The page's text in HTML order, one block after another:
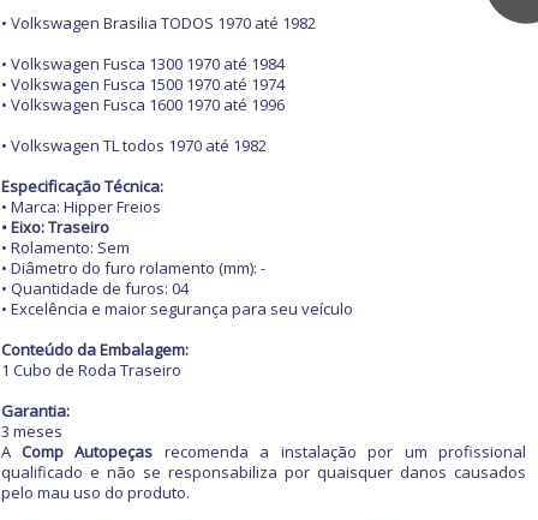
Cangalhas
Capôs
Churrasqueiras de carro
Retrovisores
Grades
Guarnições
Para-barros
Para-choques
Paralamas
Outros Acessórios
Antenas e Adaptadores
Brakes lights
Buzinas
Calhas de Chuva
Capas de Banco
Capas de Cobertura
Capas de Estepes
Coifas e Bolas de câmbio
Consoles
Engates
Forrações de porta e
Grampos
Molduras
Painéis
Palhetas limpadoras
Pestanas e Canaletas
Ponteiras de
ferramentas
Balanceadoras de pneus
Chaves de fenda
Chaves de impacto
Chaves Philips
Compressores de ar
Elevadores automotivos
Esmerilhadeiras
Furadeiras e
Jogos de Chaves
Martelos
Outras Ferramentas
Outras Máquinas
Serras
Carros antigos
Buchas e Coxins
Iluminação
Motor
Refrigeração
Suspensão
Outros
Motocicletas
Capacetes
Câmaras de Pneus
Transmissão
Vestuário
Outros Acessórios
Ofertas
Todos os
departamentos
Acessórios
Alarmes e Travas
Buchas e Coxins
• Volkswagen Brasilia TODOS 1970 até 1982
• Volkswagen Fusca 1300 1970 até 1984
• Volkswagen Fusca 1500 1970 até 1974
• Volkswagen Fusca 1600 1970 até 1996
• Volkswagen TL todos 1970 até 1982
Especificação Técnica:
• Marca: Hipper Freios
• Eixo: Traseiro
• Rolamento: Sem
• Diâmetro do furo rolamento (mm): -
• Quantidade de furos: 04
• Excelência e maior segurança para seu veículo
Conteúdo da Embalagem:
1 Cubo de Roda Traseiro
Garantia:
3 meses
A Comp Autopeças recomenda a instalação por um profissional
qualificado e não se responsabiliza por quaisquer danos causados
pelo mau uso do produto.